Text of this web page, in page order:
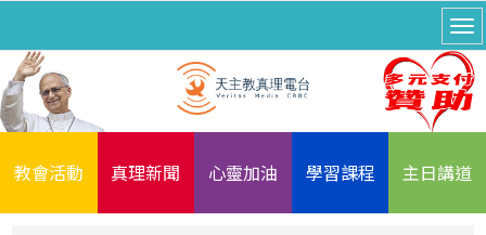
教會活動 真理新聞 心靈加油 學習課程 主日講道